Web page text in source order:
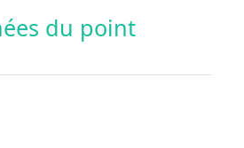
du point